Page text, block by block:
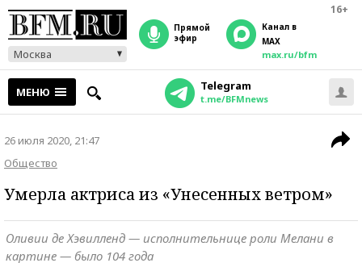
16+
Москва
прямой
эфир
Канал в
MAX
max.ru/bfm
МЕНЮ Telegram
t.me/BFMnews
26 июля 2020, 21:47
Общество
Умерла актриса из «Унесенных ветром»
Оливии де Хэвилленд — исполнительнице роли Мелани в
картине — было 104 года